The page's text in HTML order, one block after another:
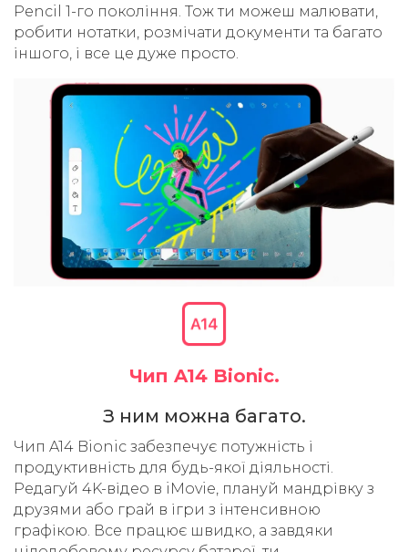
Pencil 1-го покоління. Тож ти можеш малювати,
робити нотатки, розмічати документи та багато
іншого, і все це дуже просто.
Чип A14 Bionic.
З ним можна багато.
Чип A14 Bionic забезпечує потужність і
продуктивність для будь-якої діяльності.
Редагуй 4K-відео в iMovie, плануй мандрівку з
друзями або грай в ігри з інтенсивною
графікою. Все працює швидко, а завдяки